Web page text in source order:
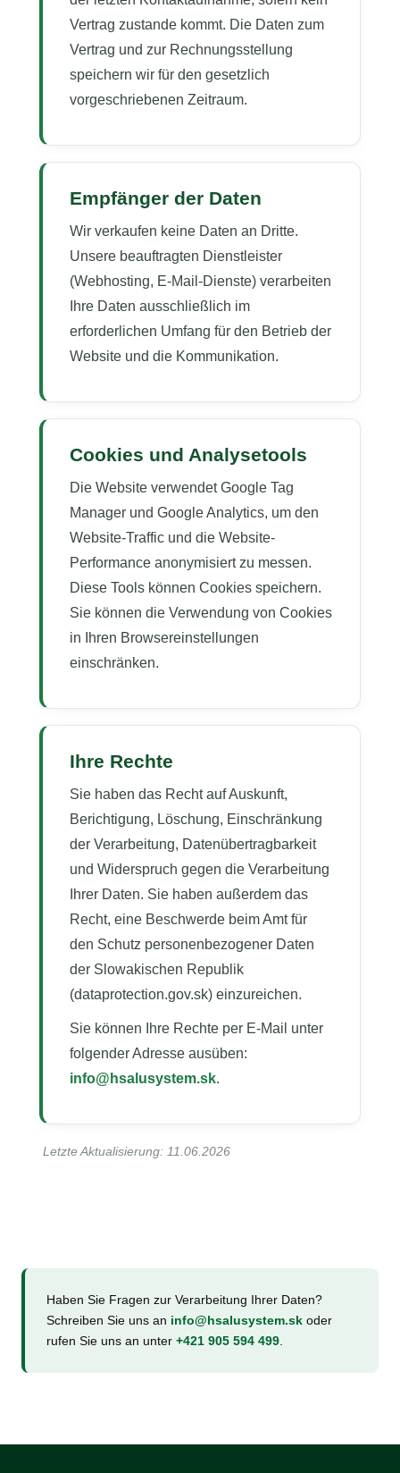
Vertrag zustande kommt. Die Daten zum
Vertrag und zur Rechnungsstellung
speichern wir für den gesetzlich
vorgeschriebenen Zeitraum.
Empfänger der Daten
Wir verkaufen keine Daten an Dritte.
Unsere beauftragten Dienstleister
(Webhosting, E-Mail-Dienste) verarbeiten
Ihre Daten ausschließlich im
erforderlichen Umfang für den Betrieb der
Website und die Kommunikation.
Cookies und Analysetools
Die Website verwendet Google Tag
Manager und Google Analytics, um den
Website-Traffic und die Website-
Performance anonymisiert zu messen.
Diese Tools können Cookies speichern.
Sie können die Verwendung von Cookies
in Ihren Browsereinstellungen
einschränken.
Ihre Rechte
Sie haben das Recht auf Auskunft,
Berichtigung, Löschung, Einschränkung
der Verarbeitung, Datenübertragbarkeit
und Widerspruch gegen die Verarbeitung
Ihrer Daten. Sie haben außerdem das
Recht, eine Beschwerde beim Amt für
den Schutz personenbezogener Daten
der Slowakischen Republik
(dataprotection.gov.sk) einzureichen.
Sie können Ihre Rechte per E-Mail unter
folgender Adresse ausüben:
info@hsalusystem.sk.
Letzte Aktualisierung: 11.06.2026
Haben Sie Fragen zur Verarbeitung Ihrer Daten?
Schreiben Sie uns an info@hsalusystem.sk oder
rufen Sie uns an unter +421 905 594 499